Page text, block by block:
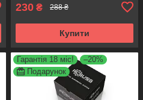
230 ₴ 288 ₴
Купити
Гарантія 18 міс!
–20%
Подарунок